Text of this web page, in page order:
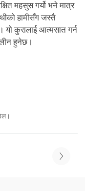
महसुस गर्यो भने मात्र
हामीसँग जस्तै
यो कुरालाई आत्मसात गर्न
हुनेछ।